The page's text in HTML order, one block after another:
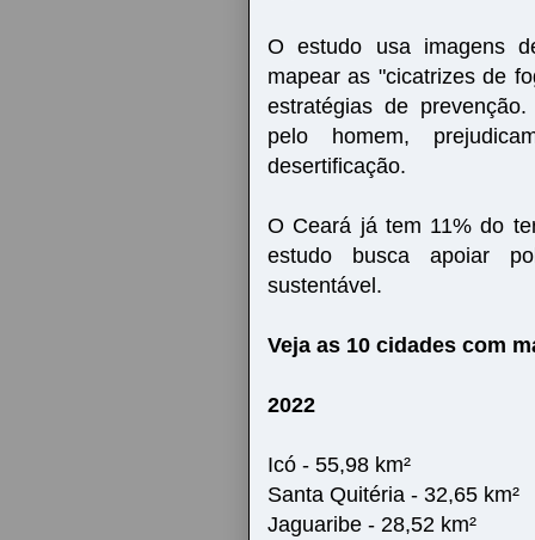
O estudo usa imagens
mapear as "cicatrizes de
estratégias de
pelo homem,
desertificação.
O Ceará já tem 11% do
estudo busca apoiar
sustentável.
Veja as 10 cidades com
2022
Icó - 55,98 km²
Santa Quitéria - 32,65 km²
Jaguaribe - 28,52 km²